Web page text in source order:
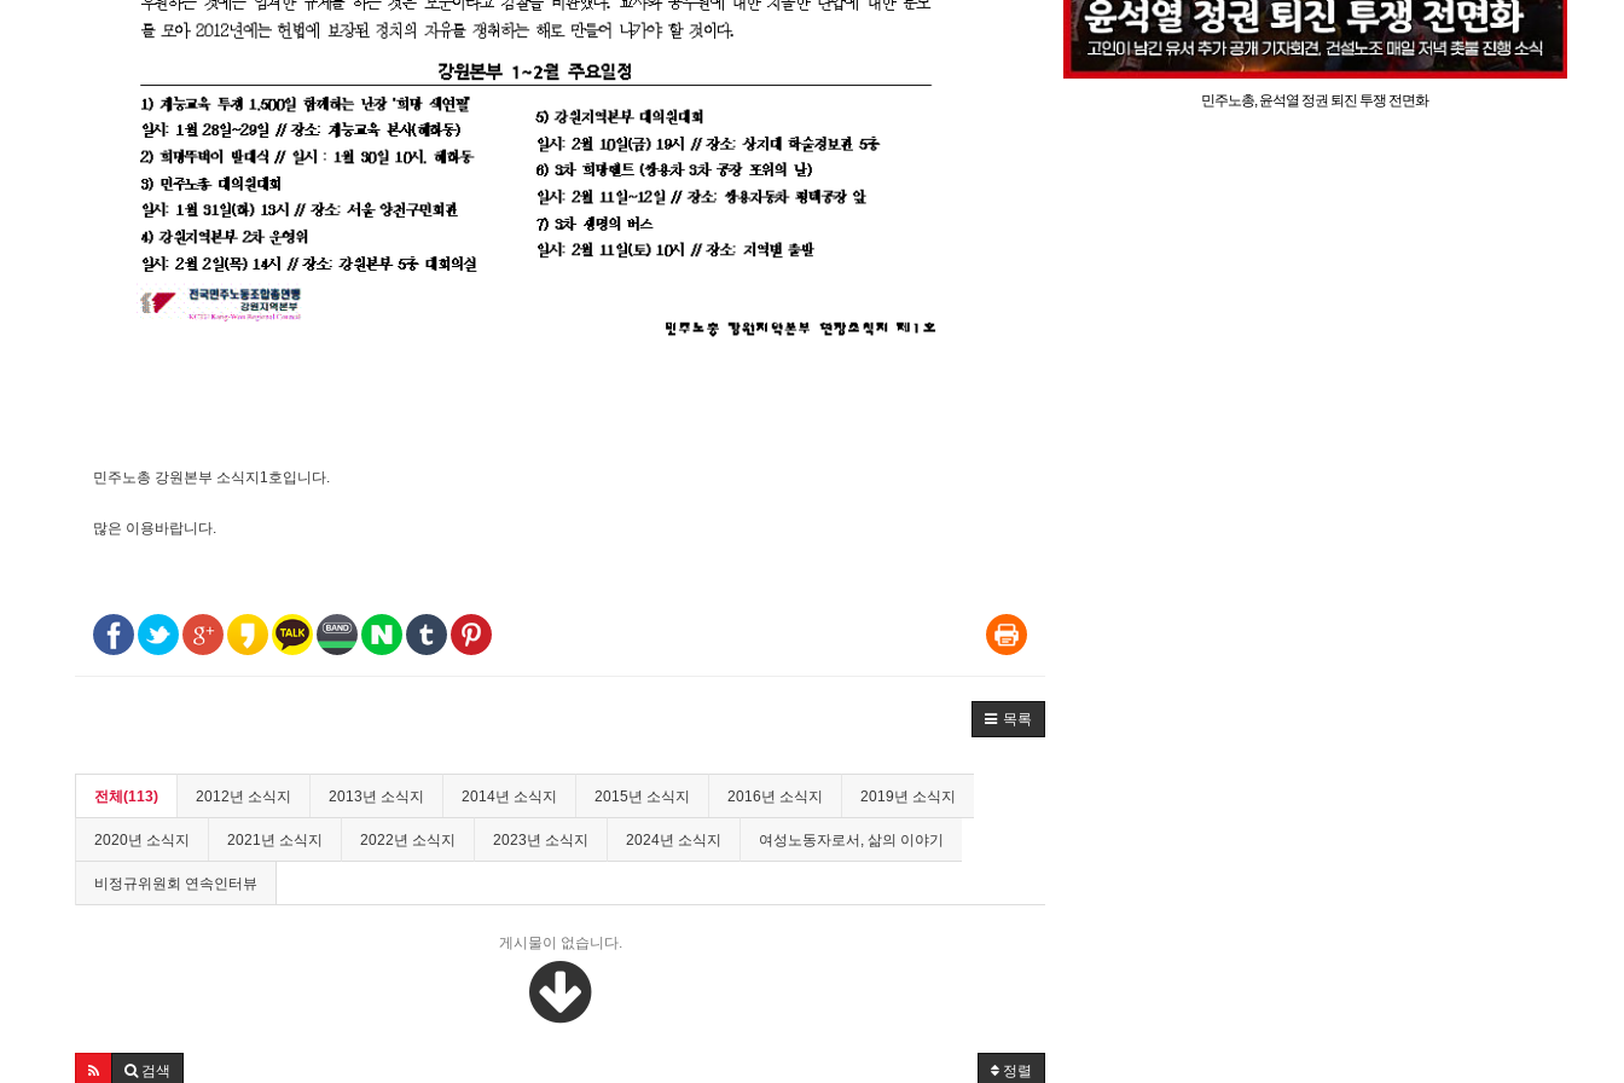
민주노총 강원본부 소식지1호입니다.
많은 이용바랍니다.
목록
전체(113) 2012년 소식지 2013년 소식지 2014년 소식지 2015년 소식지 2016년 소식지 2019년 소식지
2020년 소식지 2021년 소식지 2022년 소식지 2023년 소식지 2024년 소식지 여성노동자로서, 삶의 이야기
비정규위원회 연속인터뷰
게시물이 없습니다.
정렬
검색
민주노총, 윤석열 정권 퇴진 투쟁 전면화